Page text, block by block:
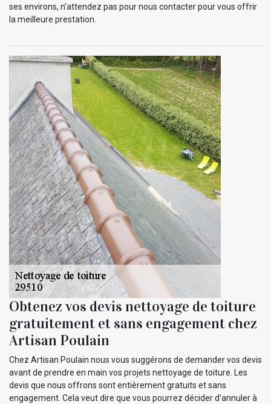
ses environs, n’attendez pas pour nous contacter pour vous offrir
la meilleure prestation.
Obtenez vos devis nettoyage de toiture
gratuitement et sans engagement chez
Artisan Poulain
Chez Artisan Poulain nous vous suggérons de demander vos devis
avant de prendre en main vos projets nettoyage de toiture. Les
devis que nous offrons sont entièrement gratuits et sans
engagement. Cela veut dire que vous pourrez décider d’annuler à